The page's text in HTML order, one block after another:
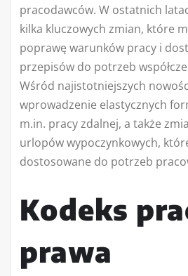
pracodawców. W ostatnich
kilka kluczowych zmian, które
poprawę warunków pracy i
przepisów do potrzeb
Wśród najistotniejszych
wprowadzenie elastycznych
m.in. pracy zdalnej, a także
urlopów wypoczynkowych,
dostosowane do potrzeb
Kodeks
prawa